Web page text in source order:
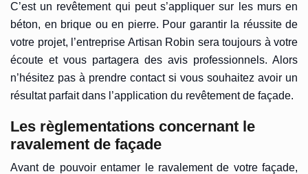
C’est un revêtement qui peut s’appliquer sur les murs en
béton, en brique ou en pierre. Pour garantir la réussite de
votre projet, l’entreprise Artisan Robin sera toujours à votre
écoute et vous partagera des avis professionnels. Alors
n’hésitez pas à prendre contact si vous souhaitez avoir un
résultat parfait dans l’application du revêtement de façade.
Les règlementations concernant le
ravalement de façade
Avant de pouvoir entamer le ravalement de votre façade,